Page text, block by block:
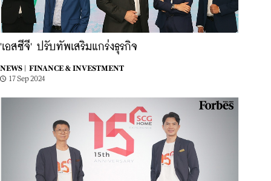
'เอสซีจี' ปรับทัพเสริมแกร่งธุรกิจ
NEWS |
FINANCE & INVESTMENT
17 Sep 2024